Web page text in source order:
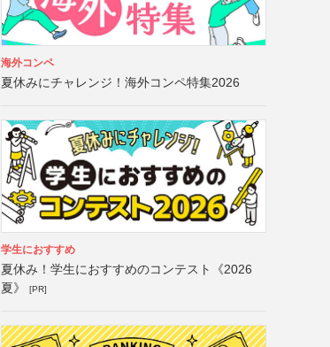
海外コンペ
夏休みにチャレンジ！海外コンペ特集2026
学生におすすめ
夏休み！学生におすすめのコンテスト《2026
夏》
[PR]